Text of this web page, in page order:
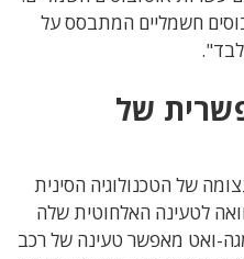
חניון ל-30 אוטובוסים חשמליים המתבסס על
של
של הטכנולוגיה הסינית
לטעינה האלחוטית שלה
"חיבור בהספק של 1.2 מגה-ואט מאפשר טעינה של רכב